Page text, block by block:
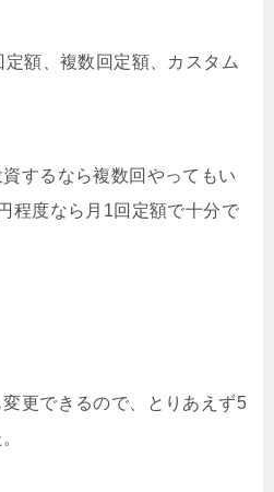
額、複数回定額、カスタム
するなら複数回やってもい
程度なら月1回定額で十分で
更できるので、とりあえず5